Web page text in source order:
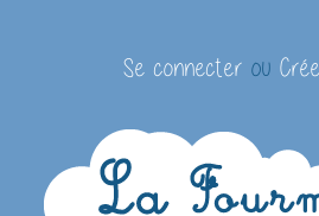
Se connecter ou